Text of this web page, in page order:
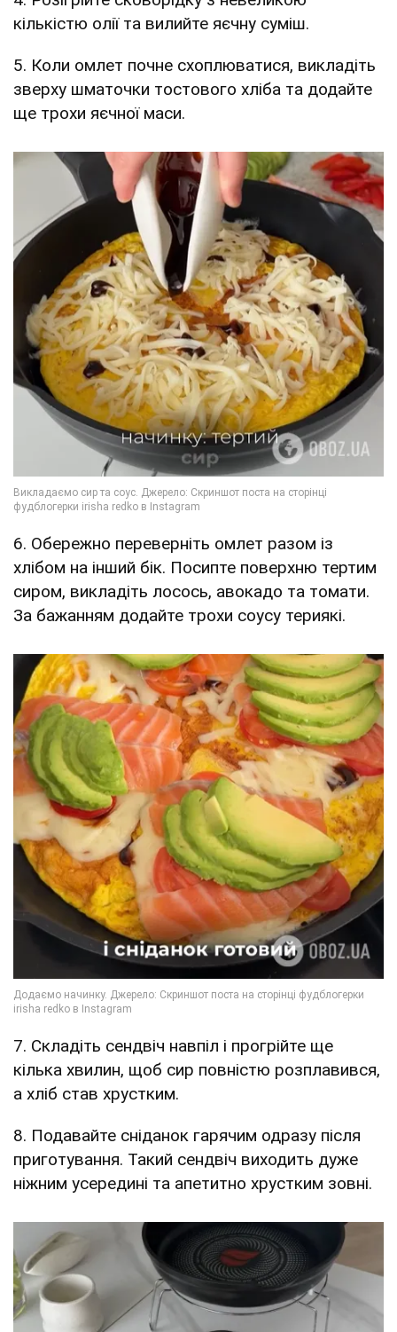
кількістю олії та вилийте яєчну суміш.
5. Коли омлет почне схоплюватися, викладіть
зверху шматочки тостового хліба та додайте
ще трохи яєчної маси.
6. Обережно переверніть омлет разом із
хлібом на інший бік. Посипте поверхню тертим
сиром, викладіть лосось, авокадо та томати.
За бажанням додайте трохи соусу териякі.
7. Складіть сендвіч навпіл і прогрійте ще
кілька хвилин, щоб сир повністю розплавився,
а хліб став хрустким.
8. Подавайте сніданок гарячим одразу після
приготування. Такий сендвіч виходить дуже
ніжним усередині та апетитно хрустким зовні.